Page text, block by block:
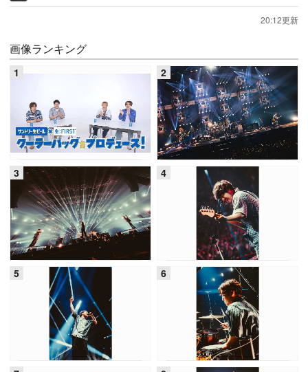
20:12更新
画像ランキング